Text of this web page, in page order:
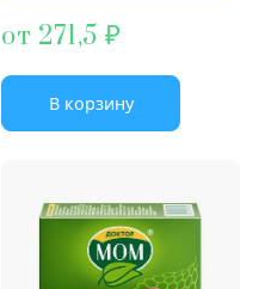
от 271,5
В корзину